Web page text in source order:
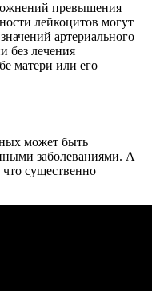
превышения
лейкоцитов могут
артериального
без лечения
матери или его
может быть
заболеваниями. А
существенно